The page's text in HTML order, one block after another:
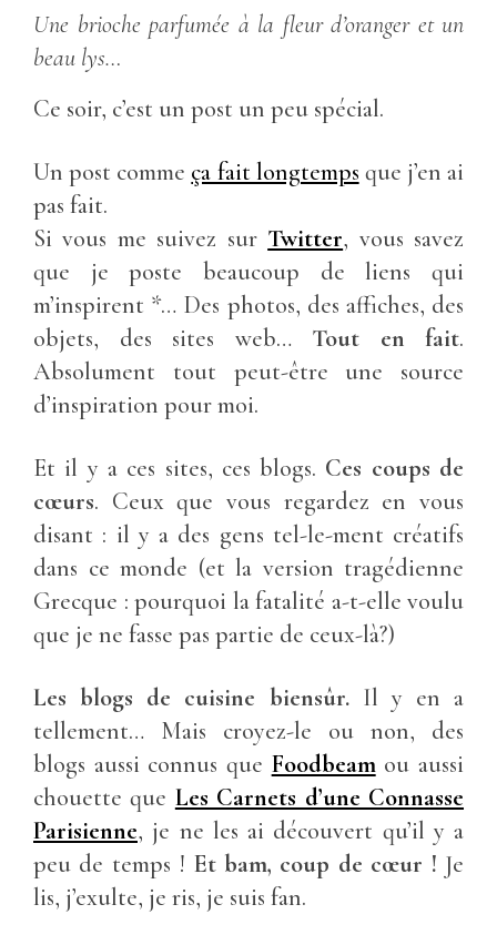
Une brioche parfumée à la fleur d’oranger et un
beau lys…
Ce soir, c’est un post un peu spécial.
Un post comme ça fait longtemps que j’en ai
pas fait.
Si vous me suivez sur Twitter, vous savez
que je poste beaucoup de liens qui
m’inspirent *… Des photos, des affiches, des
objets, des sites web… Tout en fait.
Absolument tout peut-être une source
d’inspiration pour moi.
Et il y a ces sites, ces blogs. Ces coups de
cœurs. Ceux que vous regardez en vous
disant : il y a des gens tel-le-ment créatifs
dans ce monde (et la version tragédienne
Grecque : pourquoi la fatalité a-t-elle voulu
que je ne fasse pas partie de ceux-là?)
Les blogs de cuisine biensûr.Il y en a
tellement… Mais croyez-le ou non, des
blogs aussi connus que Foodbeamou aussi
chouette que Les Carnets d’une Connasse
Parisienne, je ne les ai découvert qu’il y a
peu de temps ! Et bam, coup de cœur ! Je
lis, j’exulte, je ris, je suis fan.